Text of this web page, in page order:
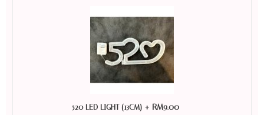
520 LED LIGHT (13CM) + RM9.00